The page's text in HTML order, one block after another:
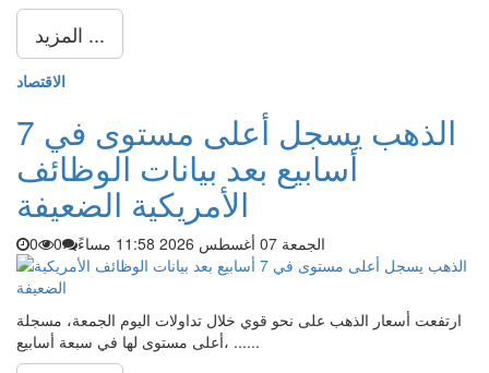
المزيد ...
الاقتصاد
الذهب يسجل أعلى مستوى في 7
أسابيع بعد بيانات الوظائف
الأمريكية الضعيفة
الجمعة 07 أغسطس 2026 11:58 مساءً 0
0
ارتفعت أسعار الذهب على نحو قوي خلال تداولات اليوم الجمعة، مسجلة
أعلى مستوى لها في سبعة أسابيع، ......